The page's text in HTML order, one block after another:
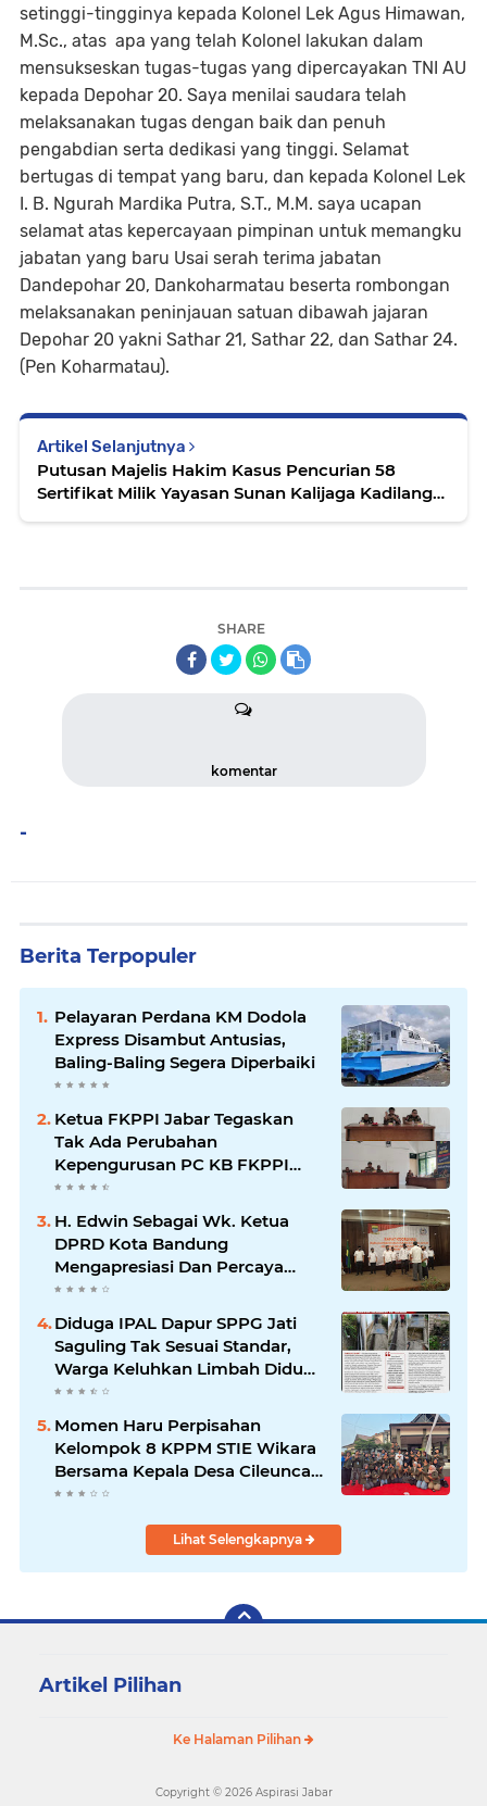
setinggi-tingginya kepada Kolonel Lek Agus Himawan,
M.Sc., atas apa yang telah Kolonel lakukan dalam
mensukseskan tugas-tugas yang dipercayakan TNI AU
kepada Depohar 20. Saya menilai saudara telah
melaksanakan tugas dengan baik dan penuh
pengabdian serta dedikasi yang tinggi. Selamat
bertugas di tempat yang baru, dan kepada Kolonel Lek
I. B. Ngurah Mardika Putra, S.T., M.M. saya ucapan
selamat atas kepercayaan pimpinan untuk memangku
jabatan yang baru Usai serah terima jabatan
Dandepohar 20, Dankoharmatau beserta rombongan
melaksanakan peninjauan satuan dibawah jajaran
Depohar 20 yakni Sathar 21, Sathar 22, dan Sathar 24.
(Pen Koharmatau).
Artikel Selanjutnya
Putusan Majelis Hakim Kasus Pencurian 58
Sertifikat Milik Yayasan Sunan Kalijaga Kadilangu,
SHARE
komentar
-
Berita Terpopuler
Pelayaran Perdana KM Dodola
Express Disambut Antusias,
Baling-Baling Segera Diperbaiki
Ketua FKPPI Jabar Tegaskan
Tak Ada Perubahan
Kepengurusan PC KB FKPPI
Sumedang, Ketua Cabang
Diminta Segera Konsolidasi
H. Edwin Sebagai Wk. Ketua
DPRD Kota Bandung
Mengapresiasi Dan Percaya
Penuh Kepada Kepemimpinan
Merdi Hajiji Sebagai ketua DPD
Lpm Kota Bandung Periode
2021-2026
Diduga IPAL Dapur SPPG Jati
Saguling Tak Sesuai Standar,
Warga Keluhkan Limbah Diduga
Mengalir ke Sungai
Momen Haru Perpisahan
Kelompok 8 KPPM STIE Wikara
Bersama Kepala Desa Cileunca
di Kecamatan Bojong
Lihat Selengkapnya
Artikel Pilihan
Ke Halaman Pilihan
Copyright © 2026 Aspirasi Jabar